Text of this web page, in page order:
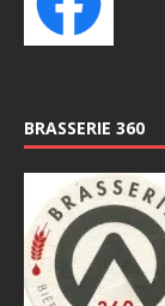
BRASSERIE 360